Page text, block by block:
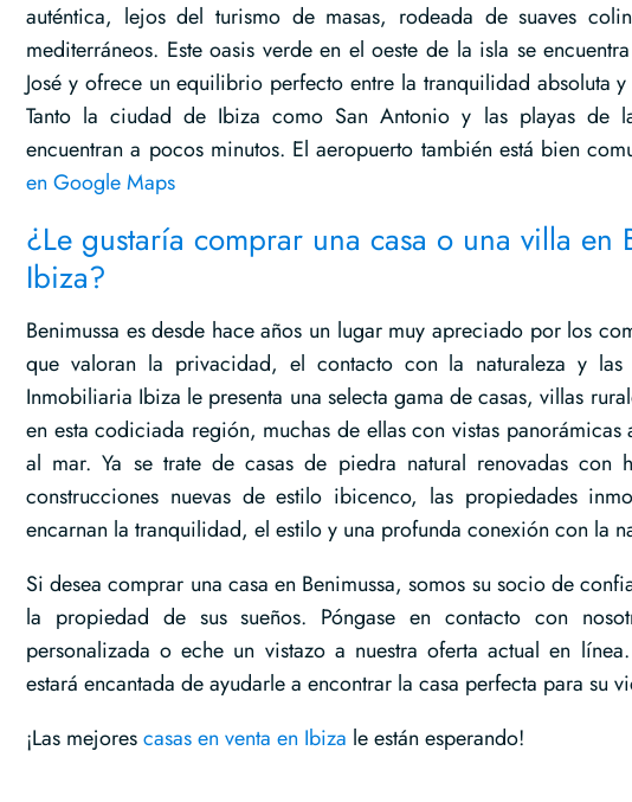
auténtica, lejos del turismo de masas, rodeada de suaves
mediterráneos. Este oasis verde en el oeste de la isla se
José y ofrece un equilibrio perfecto entre la tranquilidad absoluta
Tanto la ciudad de Ibiza como San Antonio y las playas de
encuentran a pocos minutos. El aeropuerto también está bien
en Google Maps
¿Le gustaría comprar una casa o una villa en
Ibiza?
Benimussa es desde hace años un lugar muy apreciado por los
que valoran la privacidad, el contacto con la naturaleza y las
Inmobiliaria Ibiza le presenta una selecta gama de casas, villas
en esta codiciada región, muchas de ellas con vistas
al mar. Ya se trate de casas de piedra natural renovadas con
construcciones nuevas de estilo ibicenco, las propiedades
encarnan la tranquilidad, el estilo y una profunda conexión con la
Si desea comprar una casa en Benimussa, somos su socio de
la propiedad de sus sueños. Póngase en contacto con
personalizada o eche un vistazo a nuestra oferta actual en
estará encantada de ayudarle a encontrar la casa perfecta para su
¡Las mejorescasas en venta en Ibiza le están esperando!